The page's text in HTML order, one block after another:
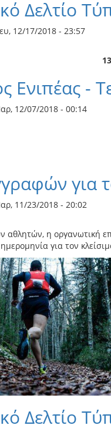
Δελτίο
12/17/2018 - 23:57
13
Ενιπέας -
12/07/2018 - 00:14
για
11/23/2018 - 20:02
η οργανωτική
για τον
Δελτίο